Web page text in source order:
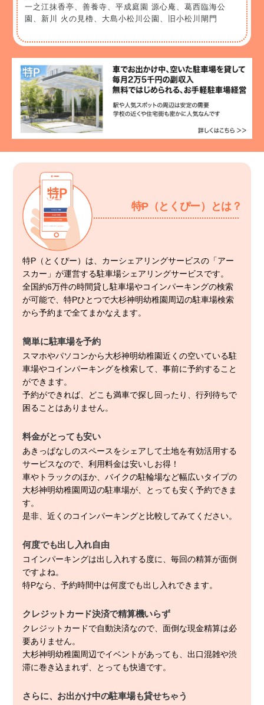
一之江抹香亭、善養寺、平成庭園 源心庵、葛西臨海公
園、新川 火の見櫓、大島小松川公園、旧小松川閘門
特P（とくぴー）とは？
特P（とくぴー）は、カーシェアリングサービスの「アー
スカー」が運営する駐車場シェアリングサービスです。
全国約6万件の時間貸し駐車場やコインパーキングの検索
が可能で、特Pひとつで大杉神明幼稚園周辺の駐車場検索
から予約まで全てまかなえます。
簡単に駐車場を予約
スマホやパソコンから大杉神明幼稚園近くの空いている駐
車場やコインパーキングを検索して、事前に予約すること
ができます。
予約ができれば、どこも満車で探し回ったり、行列待ちで
困ることはありません。
料金がとっても安い
あきっぱなしのスペースをシェアして土地を有効活用する
サービスなので、利用料金は安いしお得！
車やトラックのほか、バイクの駐輪場など幅広いタイプの
大杉神明幼稚園周辺の駐車場が、とっても安く予約できま
す。
是非、近くのコインパーキングと比較してみてください。
何度でも出し入れ自由
コインパーキングは出し入れする度に、毎回の精算が面倒
ですよね。
特Pなら、予約時間中は何度でも出し入れできます。
クレジットカード決済で精算機いらず
クレジットカードで自動決済なので、面倒な現金精算は必
要ありません。
大杉神明幼稚園周辺でイベントがあっても、出口混雑や渋
滞に巻き込まれず、とっても快適です。
さらに、お出かけ中の駐車場も貸せちゃう